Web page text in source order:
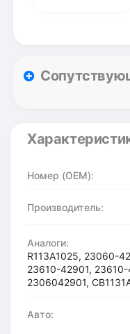
Номер (OEM):
Производитель:
Аналоги:
R113A1025, 23060-
23610-42901, 23610-
2306042901,
Авто: